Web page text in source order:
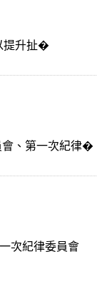
提升扯�
會、第一次紀律�
次紀律委員會